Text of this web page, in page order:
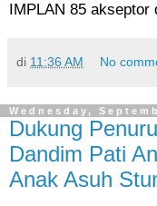
IMPLAN 85
di 11:36 AM No
Wednesday,
Dukung
Dandim Pati
Anak Asuh